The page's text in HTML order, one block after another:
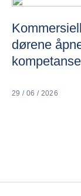
dørene
kompetanse
29 / 06 / 2026